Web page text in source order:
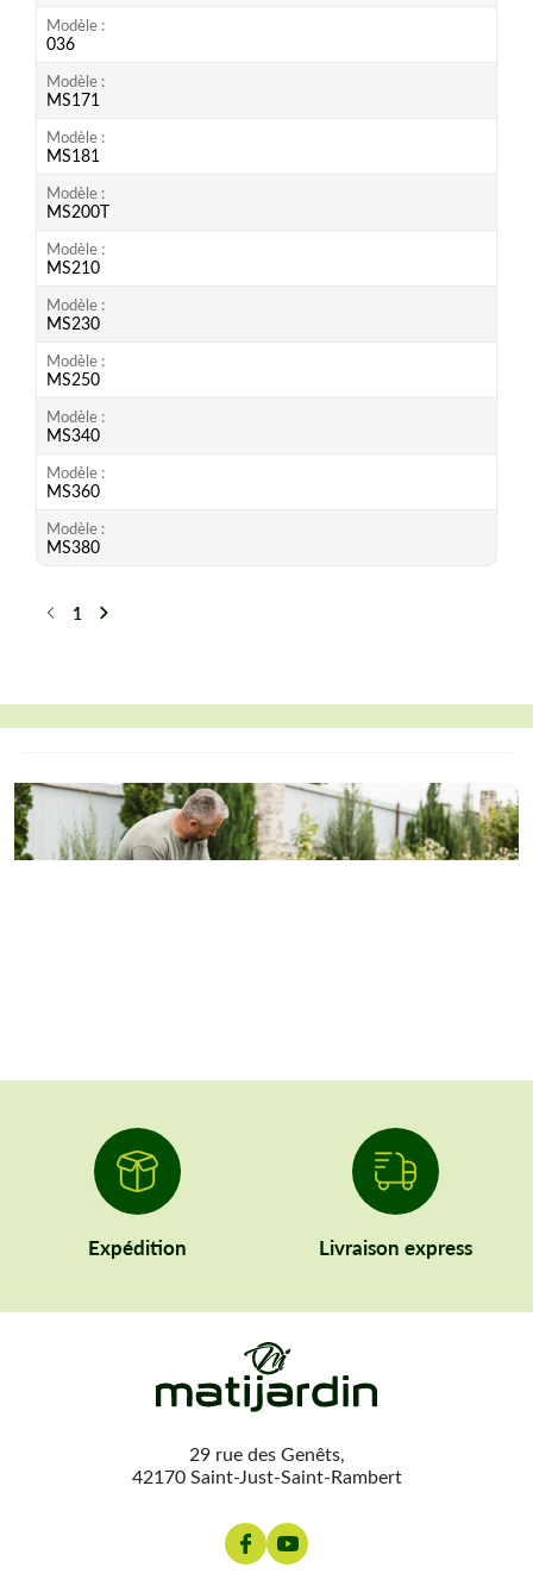
Modèle
036
Modèle
MS171
Modèle
MS181
Modèle
MS200T
Modèle
MS210
Modèle
MS230
Modèle
MS250
Modèle
MS340
Modèle
MS360
Modèle
MS380
Précédent
1 Suivant
Expédition Livraison express
29 rue des Genêts,
42170 Saint-Just-Saint-Rambert